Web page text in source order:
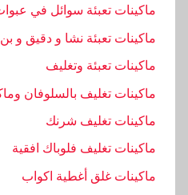
ماكينات تعبئة سوائل في
ماكينات تعبئة نشا و دقيق و بن
ماكينات تعبئة وتغليف
ماكينات تغليف بالسلوفان
ماكينات تغليف شرنك
ماكينات تغليف فلوباك افقية
ماكينات غلق أغطية اكواب